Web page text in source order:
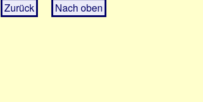
Zurück Nach oben